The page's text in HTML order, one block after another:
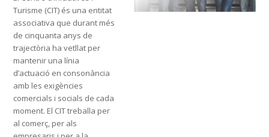
Turisme (CIT) és una entitat
associativa que durant més
de cinquanta anys de
trajectòria ha vetllat per
mantenir una línia
d’actuació en consonància
amb les exigències
comercials i socials de cada
moment. El CIT treballa per
al comerç, per als